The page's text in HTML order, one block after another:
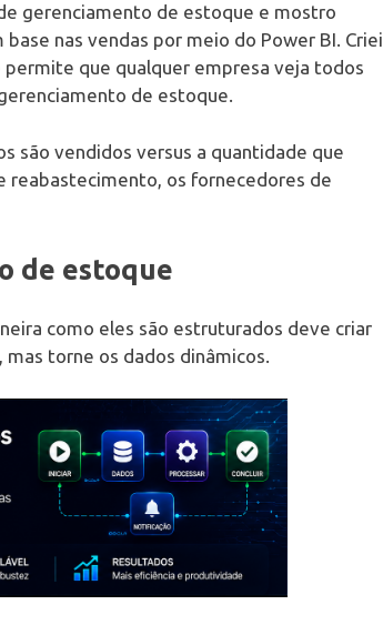
gerenciamento de estoque e mostro
nas vendas por meio do Power BI. Criei
que qualquer empresa veja todos
de estoque.
são vendidos versus a quantidade que
reabastecimento, os fornecedores de
de estoque
como eles são estruturados deve criar
torne os dados dinâmicos.